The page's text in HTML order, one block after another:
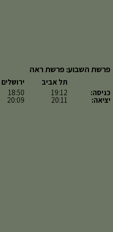
פרשת השבוע: פרשת ראה
כניסה:
יציאה:
תל אביב
19:12
20:11
ירושלים
18:50
20:09